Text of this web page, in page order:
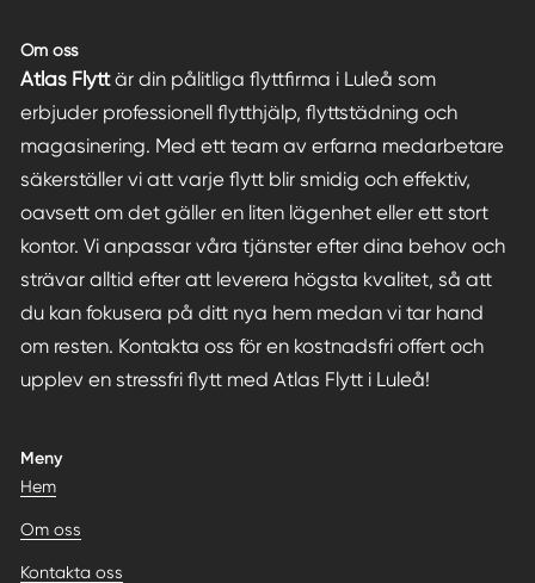
Om oss
Atlas Flyttär din pålitliga flyttfirma i Luleå som
erbjuder professionell flytthjälp, flyttstädning och
magasinering. Med ett team av erfarna medarbetare
säkerställer vi att varje flytt blir smidig och effektiv,
oavsett om det gäller en liten lägenhet eller ett stort
kontor. Vi anpassar våra tjänster efter dina behov och
strävar alltid efter att leverera högsta kvalitet, så att
du kan fokusera på ditt nya hem medan vi tar hand
om resten. Kontakta oss för en kostnadsfri offert och
upplev en stressfri flytt med Atlas Flytt i Luleå!
Meny
Hem
Om oss
Kontakta oss